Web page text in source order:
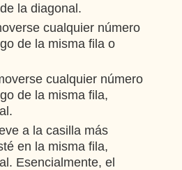
la diagonal.
cualquier número
de la misma fila o
cualquier número
de la misma fila,
a la casilla más
en la misma fila,
Esencialmente, el